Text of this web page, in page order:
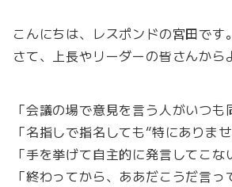
こんにちは、レスポンドの宮田です。
さて、上長やリーダーの皆さんから
「会議の場で意見を言う人がいつも
「名指しで指名しても“特にありませ
「手を挙げて自主的に発言してこな
「終わってから、ああだこうだ言っ